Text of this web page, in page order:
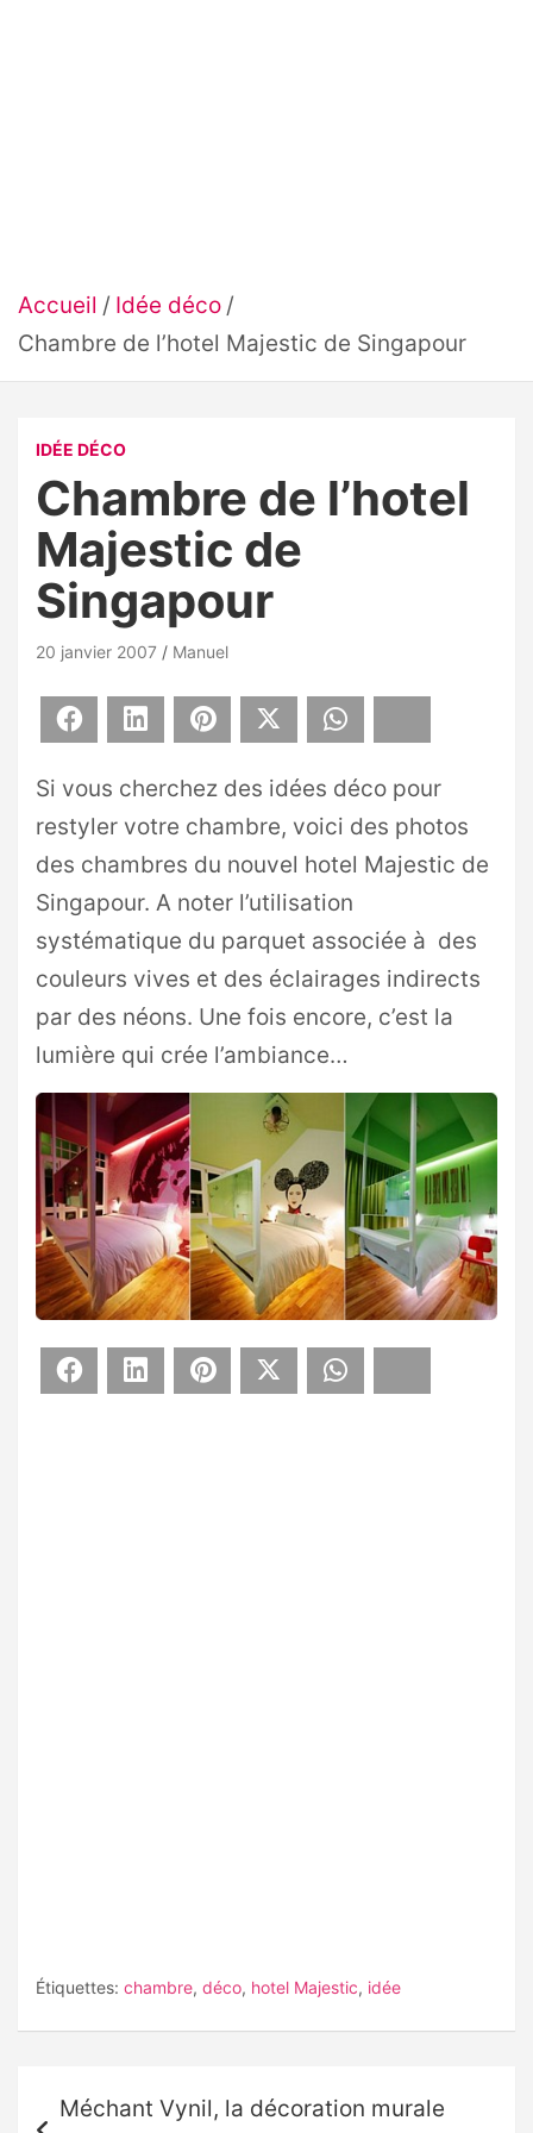
Accueil
Idée déco
Chambre de l’hotel Majestic de Singapour
IDÉE DÉCO
Chambre de l’hotel
Majestic de
Singapour
20 janvier 2007 Manuel
Facebook LinkedIn Pinterest
Si vous cherchez des idées déco pour
restyler votre chambre, voici des photos
des chambres du nouvel hotel Majestic de
Singapour. A noter l’utilisation
systématique du parquet associée à des
couleurs vives et des éclairages indirects
par des néons. Une fois encore, c’est la
lumière qui crée l’ambiance…
Facebook LinkedIn Pinterest
Étiquettes: chambre, déco, hotel Majestic, idée
de Méchant Vynil, la décoration murale